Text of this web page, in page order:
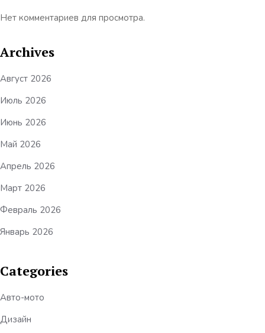
Нет комментариев для просмотра.
Archives
Август 2026
Июль 2026
Июнь 2026
Май 2026
Апрель 2026
Март 2026
Февраль 2026
Январь 2026
Categories
Авто-мото
Дизайн